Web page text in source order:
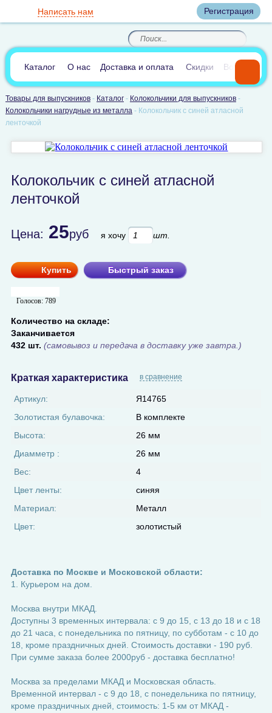
Регистрация
8(812)385-66-65
8(905) 700-70-04
По России звонок
бесплатный
(круглосуточно)
Написать нам
В сравнении:0
Каталог О нас Доставка и оплата Скидки Вопросы и
Товары для выпускников- Каталог- Колокольчики для выпускников-
Колокольчики нагрудные из металла- Колокольчик с синей атласной
ленточкой
Колокольчик с синей атласной
ленточкой
Цена: 25руб я хочу шт.
Купить Быстрый заказ
Голосов: 789
Количество на складе:
Заканчивается
432 шт. (самовывоз и передача в доставку уже завтра.)
Краткая характеристика в сравнение
Артикул:
Я14765
Золотистая булавочка:
В комплекте
Высота:
26 мм
Диамметр :
26 мм
Вес:
4
Цвет ленты:
синяя
Материал:
Металл
Цвет:
золотистый
Доставка по Москве и Московской области:
1. Курьером на дом.
Москва внутри МКАД.
Доступны 3 временных интервала: с 9 до 15, с 13 до 18 и с 18
до 21 часа, с понедельника по пятницу, по субботам - с 10 до
18, кроме праздничных дней. Стоимость доставки - 190 руб.
При сумме заказа более 2000руб - доставка бесплатно!
Москва за пределами МКАД и Московская область.
Временной интервал - с 9 до 18, с понедельника по пятницу,
кроме праздничных дней, стоимость: 1-5 км от МКАД -